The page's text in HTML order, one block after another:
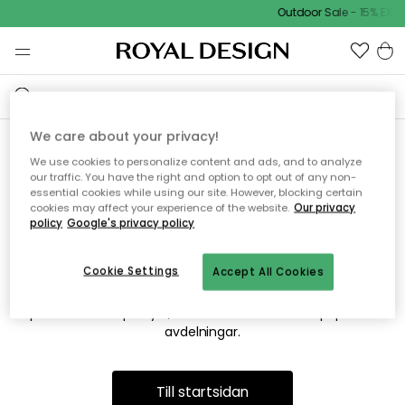
Outdoor Sale - 15%
Vi hittar tyvärr inte sidan du
söker
Detta kan bero på att sidan inte längre finns eller att den har
flyttats. Vi ber om ursäkt för besväret. I menyn ovan kan du
prova att söka på nytt, eller besöka en av våra populära
avdelningar.
Till startsidan
We care about your privacy!
We use cookies to personalize content and ads, and to analyze
our traffic. You have the right and option to opt out of any non-
essential cookies while using our site. However, blocking certain
cookies may affect your experience of the website. Our privacy
policy Google's privacy policy
Accept All Cookies
Cookie Settings